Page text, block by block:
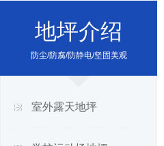
地坪介绍
防尘/防腐/防静电/坚固美观
室外露天地坪